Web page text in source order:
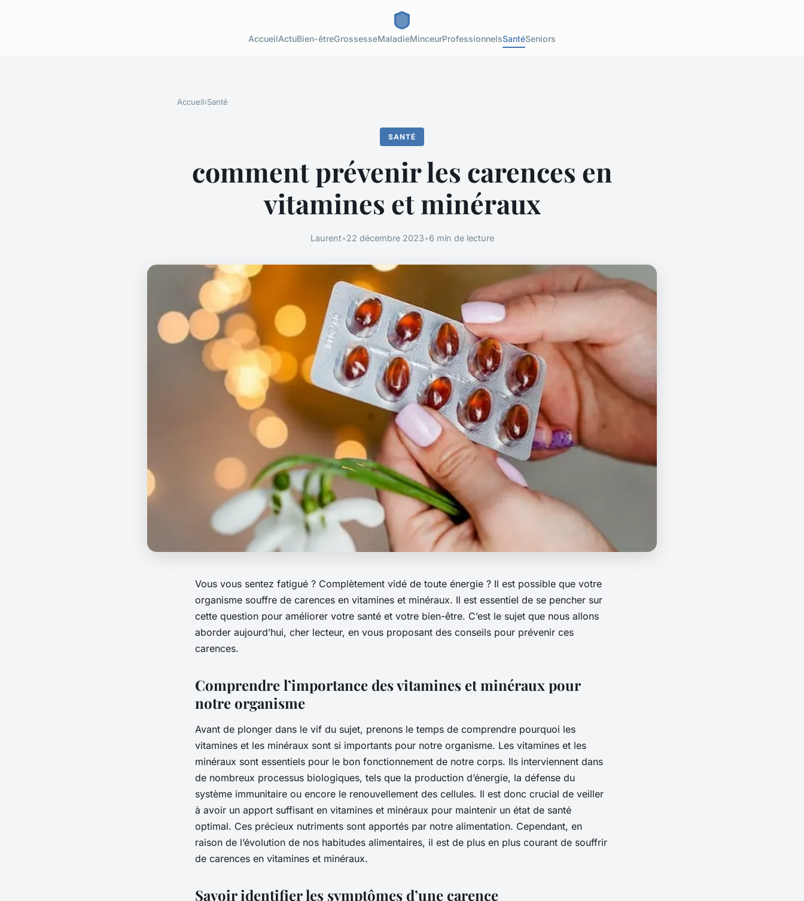
AccueilActuBien-êtreGrossesseMaladieMinceurProfessionnelsSantéSeniors
Accueil›Santé
SANTÉ
comment prévenir les carences en
vitamines et minéraux
Laurent•22 décembre 2023•6 min de lecture
Vous vous sentez fatigué ? Complètement vidé de toute énergie ? Il est possible que votre
organisme souffre de carences en vitamines et minéraux. Il est essentiel de se pencher sur
cette question pour améliorer votre santé et votre bien-être. C’est le sujet que nous allons
aborder aujourd’hui, cher lecteur, en vous proposant des conseils pour prévenir ces
carences.
Comprendre l’importance des vitamines et minéraux pour
notre organisme
Avant de plonger dans le vif du sujet, prenons le temps de comprendre pourquoi les
vitamines et les minéraux sont si importants pour notre organisme. Les vitamines et les
minéraux sont essentiels pour le bon fonctionnement de notre corps. Ils interviennent dans
de nombreux processus biologiques, tels que la production d’énergie, la défense du
système immunitaire ou encore le renouvellement des cellules. Il est donc crucial de veiller
à avoir un apport suffisant en vitamines et minéraux pour maintenir un état de santé
optimal. Ces précieux nutriments sont apportés par notre alimentation. Cependant, en
raison de l’évolution de nos habitudes alimentaires, il est de plus en plus courant de souffrir
de carences en vitamines et minéraux.
Savoir identifier les symptômes d’une carence